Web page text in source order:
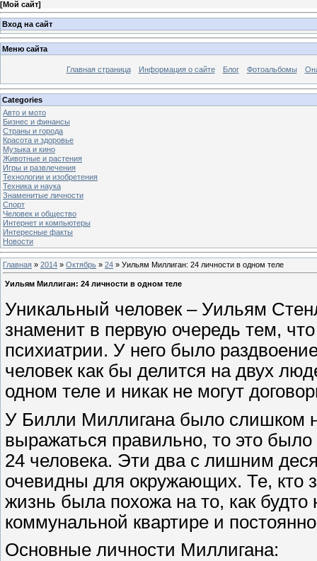
[Мой сайт]
Вход на сайт
Меню сайта
Главная страница Информация о сайте Блог Фотоальбомы
Categories
Авто и мото
Бизнес и финансы
Страны и города
Красота и здоровье
Музыка и кино
Животные и растения
Игры и развлечения
Технологии и изобретения
Техника и наука
Знаменитые личности
Спорт
Человек и общество
Интернет и компьютеры
Интересные факты
Новости
Главная » 2014 » Октябрь » 24 » Уильям Миллиган: 24 личности в одном теле
Уильям Миллиган: 24 личности в одном теле
Уникальный человек – Уильям
знаменит в первую очередь тем,
психиатрии. У него было
человек как бы делится на двух
одном теле и никак не могут
У Билли Миллигана было слишком
выражаться правильно, то это
24 человека. Эти два с лишним
очевидны для окружающих. Те, кто
жизнь была похожа на то, как будто
коммунальной квартире и
Основные личности Миллигана: